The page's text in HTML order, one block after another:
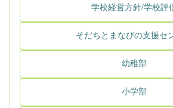
学校経営方針/学校評
そだちとまなびの支援セ
幼稚部
小学部